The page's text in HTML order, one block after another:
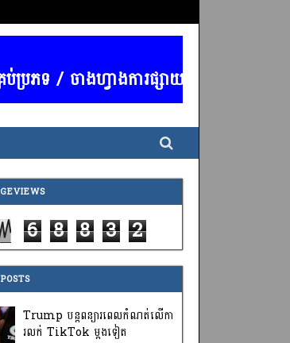
រភទ / ចាងហ្វាងការផ្សាយ : លោក ថាំង
6 8 8 3 2
Trump បន្តពន្យារពេលកំណត់លើកា
រលក់ TikTok ម្តងទៀត